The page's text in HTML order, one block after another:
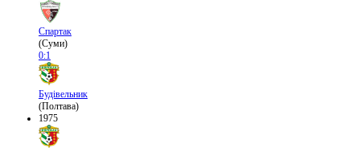
Спартак
(Суми)
0:1
Будівельник
(Полтава)
1975